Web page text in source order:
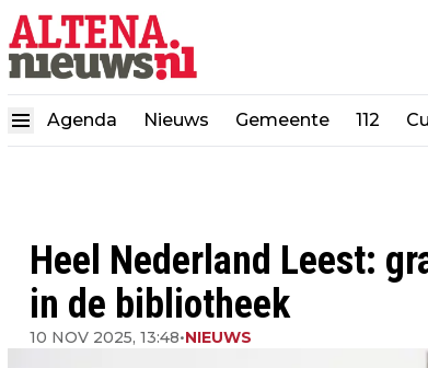
Agenda Nieuws Gemeente 112
Heel Nederland Leest:
in de bibliotheek
10 NOV 2025, 13:48•NIEUWS